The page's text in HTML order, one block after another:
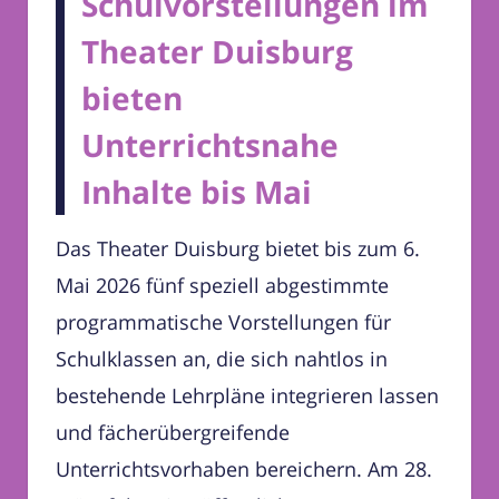
Theater Duisburg
bieten
Unterrichtsnahe
Inhalte bis Mai
Das Theater Duisburg bietet bis zum 6.
Mai 2026 fünf speziell abgestimmte
programmatische Vorstellungen für
Schulklassen an, die sich nahtlos in
bestehende Lehrpläne integrieren lassen
und fächerübergreifende
Unterrichtsvorhaben bereichern. Am 28.